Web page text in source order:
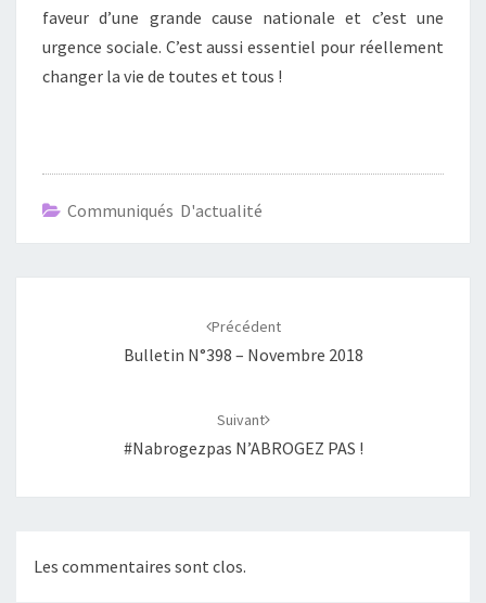
faveur d’une grande cause nationale et c’est une
urgence sociale. C’est aussi essentiel pour réellement
changer la vie de toutes et tous !
Communiqués D'actualité
Précédent
Bulletin N°398 – Novembre 2018
Suivant
#nabrogezpas N’ABROGEZ PAS !
Les commentaires sont clos.